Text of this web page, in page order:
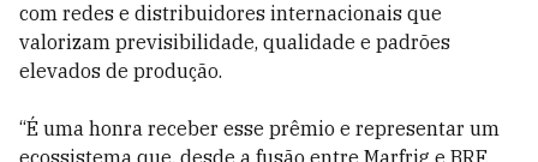
com redes e distribuidores internacionais que
valorizam previsibilidade, qualidade e padrões
elevados de produção.
“É uma honra receber esse prêmio e representar um
ecossistema que, desde a fusão entre Marfrig e BRF,